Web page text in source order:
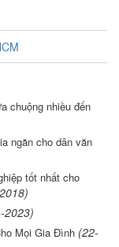
chuộng nhiều đến
ngăn cho dân văn
tốt nhất cho
2023)
Mọi Gia Đình (22-